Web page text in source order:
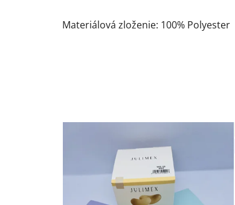
Materiálová zloženie: 100% Polyester